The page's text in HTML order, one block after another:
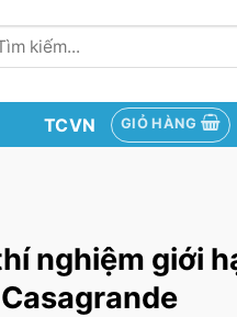
TCVN GIỎ HÀNG
nghiệm giới